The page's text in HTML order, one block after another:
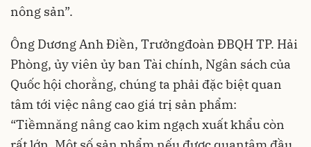
nông sản”.
Ông Dương Anh Điền, Trưởngđoàn ĐBQH TP. Hải
Phòng, ủy viên ủy ban Tài chính, Ngân sách của
Quốc hội chorằng, chúng ta phải đặc biệt quan
tâm tới việc nâng cao giá trị sản phẩm:
“Tiềmnăng nâng cao kim ngạch xuất khẩu còn